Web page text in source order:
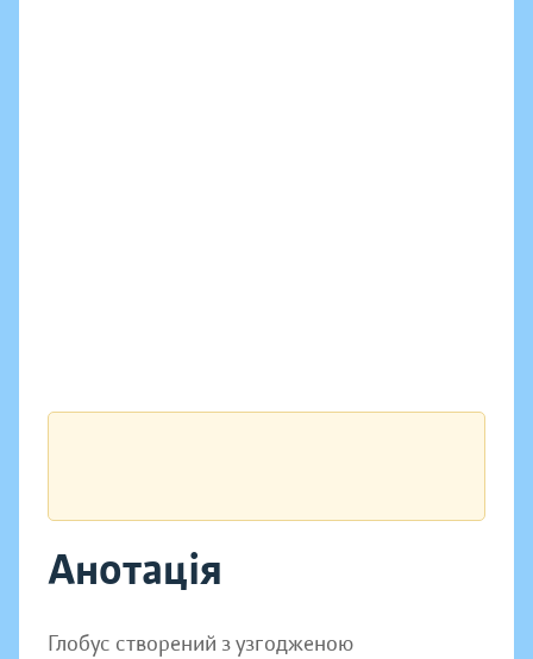
Анотація
Глобус створений з узгодженою